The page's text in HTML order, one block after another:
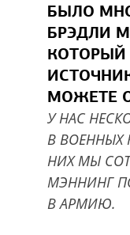
БЫЛО
БРЭДЛИ
КОТОРЫЙ
МОЖЕТЕ
У НАС
В ВОЕННЫХ
НИХ МЫ
МЭННИНГ
В АРМИЮ.